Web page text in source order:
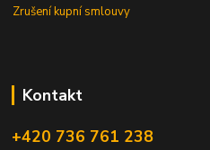
Zrušení kupní smlouvy
Kontakt
+420 736 761 238